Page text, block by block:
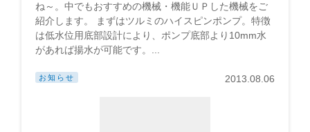
ね～。中でもおすすめの機械・機能ＵＰした機械をご
紹介します。 まずはツルミのハイスピンポンプ。特徴
は低水位用底部設計により、ポンプ底部より10mm水
があれば揚水が可能です。...
お知らせ 2013.08.06